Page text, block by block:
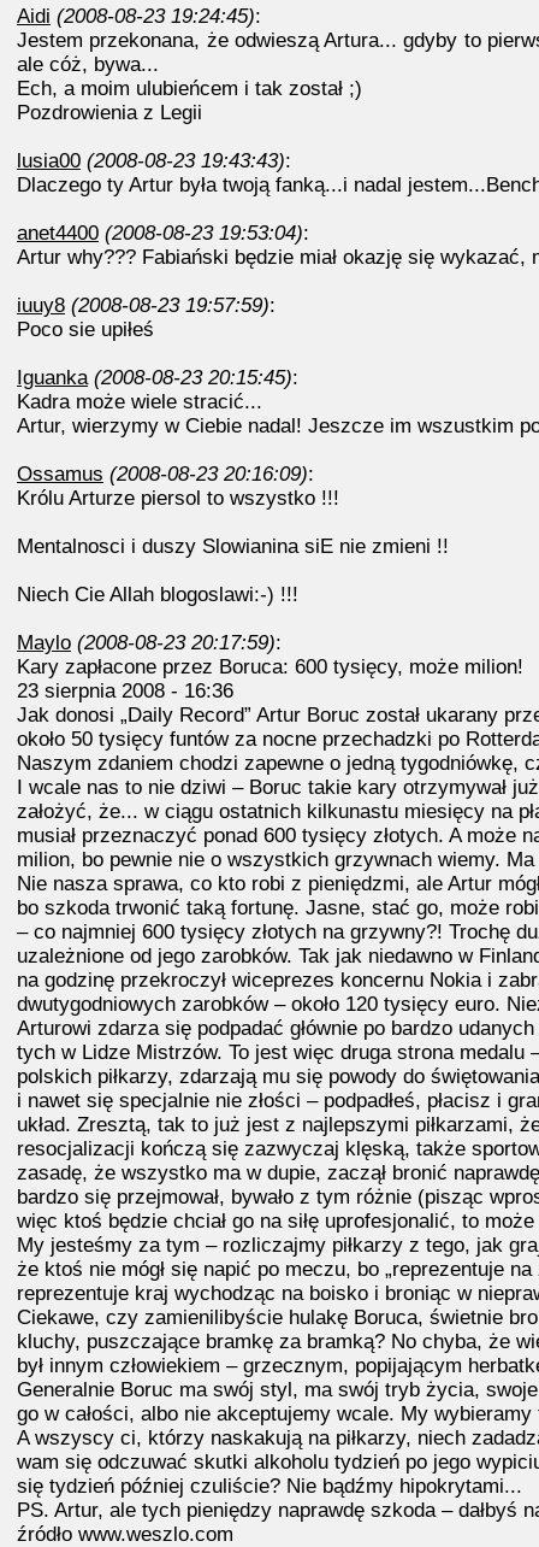
Aidi (2008-08-23 19:24:45):
Jestem przekonana, że odwieszą Artura... gdyby to
ale cóż, bywa...
Ech, a moim ulubieńcem i tak został ;)
Pozdrowienia z Legii
lusia00 (2008-08-23 19:43:43):
Dlaczego ty Artur była twoją fanką...i nadal
anet4400 (2008-08-23 19:53:04):
Artur why??? Fabiański będzie miał okazję się
iuuy8 (2008-08-23 19:57:59):
Poco sie upiłeś
Iguanka (2008-08-23 20:15:45):
Kadra może wiele stracić...
Artur, wierzymy w Ciebie nadal! Jeszcze im wszustkim
Ossamus (2008-08-23 20:16:09):
Królu Arturze piersol to wszystko !!!
Mentalnosci i duszy Slowianina siE nie zmieni !!
Niech Cie Allah blogoslawi:-) !!!
Maylo (2008-08-23 20:17:59):
Kary zapłacone przez Boruca: 600 tysięcy, może milion!
23 sierpnia 2008 - 16:36
Jak donosi „Daily Record” Artur Boruc został ukarany
około 50 tysięcy funtów za nocne przechadzki po
Naszym zdaniem chodzi zapewne o jedną tygodniówkę,
I wcale nas to nie dziwi – Boruc takie kary otrzymywał
założyć, że... w ciągu ostatnich kilkunastu miesięcy na
musiał przeznaczyć ponad 600 tysięcy złotych. A może
milion, bo pewnie nie o wszystkich grzywnach wiemy.
Nie nasza sprawa, co kto robi z pieniędzmi, ale Artur
bo szkoda trwonić taką fortunę. Jasne, stać go, może
– co najmniej 600 tysięcy złotych na grzywny?! Trochę
uzależnione od jego zarobków. Tak jak niedawno w
na godzinę przekroczył wiceprezes koncernu Nokia i
dwutygodniowych zarobków – około 120 tysięcy euro.
Arturowi zdarza się podpadać głównie po bardzo
tych w Lidze Mistrzów. To jest więc druga strona medalu
polskich piłkarzy, zdarzają mu się powody do
i nawet się specjalnie nie złości – podpadłeś, płacisz i
układ. Zresztą, tak to już jest z najlepszymi piłkarzami,
resocjalizacji kończą się zazwyczaj klęską, także
zasadę, że wszystko ma w dupie, zaczął bronić
bardzo się przejmował, bywało z tym różnie (pisząc
więc ktoś będzie chciał go na siłę uprofesjonalić, to
My jesteśmy za tym – rozliczajmy piłkarzy z tego, jak
że ktoś nie mógł się napić po meczu, bo „reprezentuje
reprezentuje kraj wychodząc na boisko i broniąc w
Ciekawe, czy zamienilibyście hulakę Boruca, świetnie
kluchy, puszczające bramkę za bramką? No chyba, że
był innym człowiekiem – grzecznym, popijającym
Generalnie Boruc ma swój styl, ma swój tryb życia,
go w całości, albo nie akceptujemy wcale. My
A wszyscy ci, którzy naskakują na piłkarzy, niech
wam się odczuwać skutki alkoholu tydzień po jego
się tydzień później czuliście? Nie bądźmy hipokrytami...
PS. Artur, ale tych pieniędzy naprawdę szkoda – dałbyś
źródło www.weszlo.com